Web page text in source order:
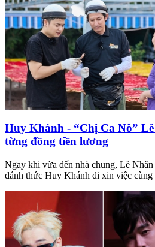
Huy Khánh - “Chị Ca Nô”
từng đồng tiền lương
Ngay khi vừa đến nhà chung, Lê
đánh thức Huy Khánh đi xin việc cùng